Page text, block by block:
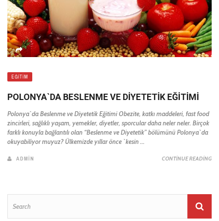
EĞITIM
POLONYA`DA BESLENME VE DIYETETIK EĞITIMI
Polonya`da Beslenme ve Diyetetik Eğitimi Obezite, katkı maddeleri, fast food
zincirleri, sağlıklı yaşam, yemekler, diyetler, sporcular daha neler neler. Birçok
farklı konuyla bağlantılı olan “Beslenme ve Diyetetik” bölümünü Polonya`da
okuyabiliyor muyuz? Ülkemizde yıllar önce `kesin ...
ADMIN CONTINUE READING